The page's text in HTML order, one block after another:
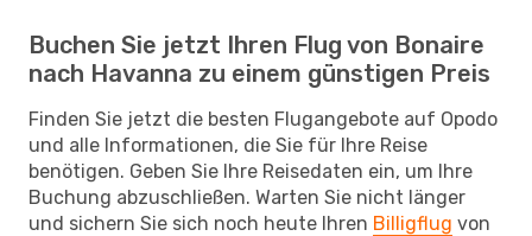
Buchen Sie jetzt Ihren Flug von Bonaire
nach Havanna zu einem günstigen Preis
Finden Sie jetzt die besten Flugangebote auf Opodo
und alle Informationen, die Sie für Ihre Reise
benötigen. Geben Sie Ihre Reisedaten ein, um Ihre
Buchung abzuschließen. Warten Sie nicht länger
und sichern Sie sich noch heute Ihren Billigflug von